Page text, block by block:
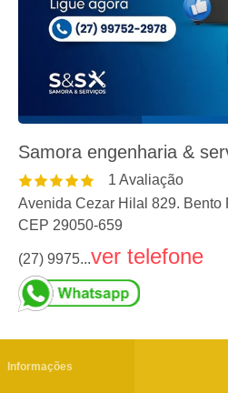
Samora engenharia &
1 Avaliação
Avenida Cezar Hilal 829. Bento
CEP 29050-659
(27) 9975...ver telefone
Informações